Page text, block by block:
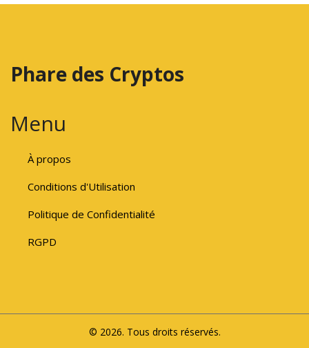
Phare des Cryptos
Menu
À propos
Conditions d'Utilisation
Politique de Confidentialité
RGPD
© 2026. Tous droits réservés.